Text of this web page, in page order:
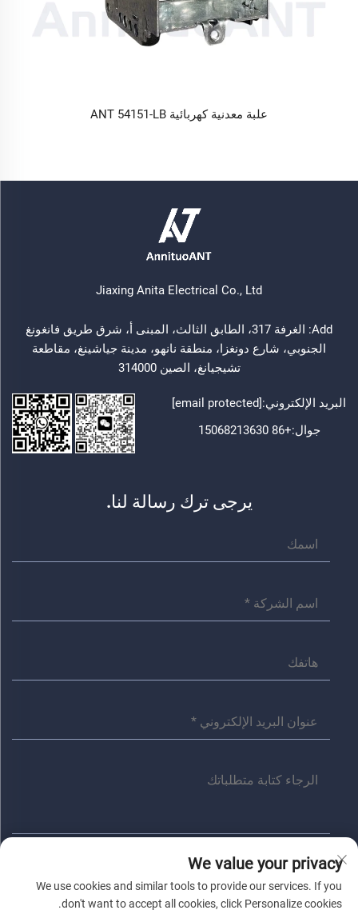
علبة معدنية كهربائية ANT 54151-LB
Jiaxing Anita Electrical Co., Ltd
Add: الغرفة 317، الطابق الثالث، المبنى أ، شرق طريق فانغونغ
الجنوبي، شارع دونغزا، منطقة نانهو، مدينة جياشينغ، مقاطعة
تشيجيانغ، الصين 314000
البريد الإلكتروني:[email protected]
جوال:+86 15068213630
يرجى ترك رسالة لنا.
إرسال
We value your privacy
We use cookies and similar tools to provide our services. If you
don't want to accept all cookies, click Personalize cookies.